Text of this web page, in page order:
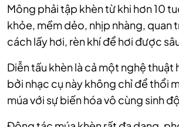
Mông phải tập khèn từ khi hơn 10
khỏe, mềm dẻo, nhịp nhàng, quan
cách lấy hơi, rèn khí để hơi được
Diễn tấu khèn là cả một nghệ
bởi nhạc cụ này không chỉ để thổi
múa với sự biến hóa vô cùng sinh